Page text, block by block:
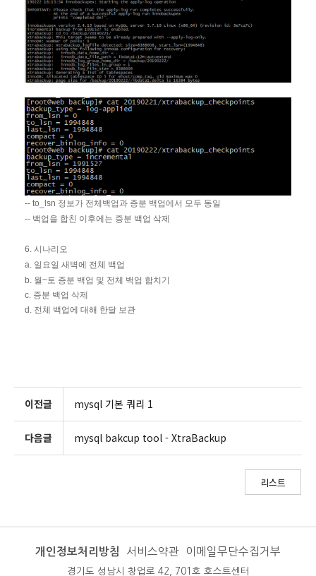
-- to_lsn 정보가 전체백업과 증분 백업에서 모두 동일
-- 백업을 합친 이후에는 증분 백업 삭제
6. 시나리오
a. 일요일 새벽에 전체 백업
b. 월~토 증분 백업 및 전체 백업 합치기
c. 증분 백업 삭제
d. 전체 백업에 대해 한달 보관
이전글 mysql 기본 쿼리 1
다음글 mysql bakcup tool - XtraBackup
리스트
개인정보처리방침 서비스약관 이메일무단수집거부
경기도 성남시 창업로 42, 701호 호스트센터